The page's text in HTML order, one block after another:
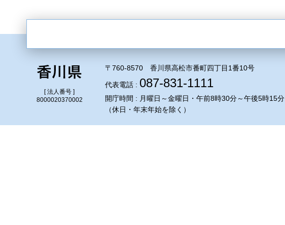
[ 法人番号 ]
8000020370002
〒760-8570 香川県高松市番町四丁目1番10号
代表電話 : 087-831-1111
開庁時間 : 月曜日～金曜日・午前8時30分～午後5時15分
（休日・年末年始を除く）